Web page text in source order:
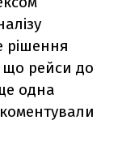
рішення
що рейси до
одна